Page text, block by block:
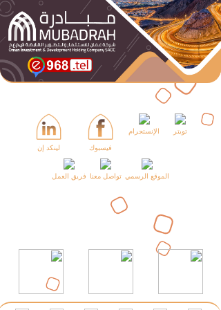
تويتر الإنستجرام
فيسبوك لينكد إن
الموقع الرسمي تواصل معنا فريق العمل